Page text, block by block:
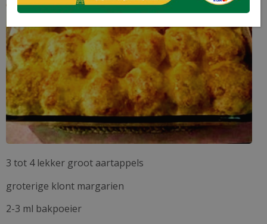
3 tot 4 lekker groot aartappels
groterige klont margarien
2-3 ml bakpoeier